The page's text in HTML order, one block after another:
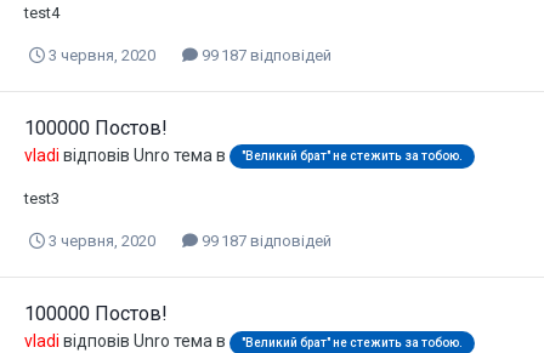
test4
3 червня, 2020 99 187 відповідей
100000 Постов!
vladi відповів Unro тема в "Великий брат" не стежить за тобою.
test3
3 червня, 2020 99 187 відповідей
100000 Постов!
vladi відповів Unro тема в "Великий брат" не стежить за тобою.